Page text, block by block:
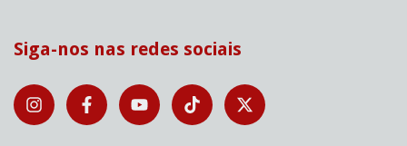
Siga-nos nas redes sociais